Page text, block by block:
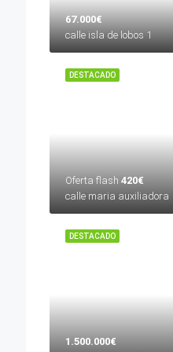
67.000€
calle isla de lobos 1
DESTACADO
Oferta flash 420€
calle maria auxiliadora
DESTACADO
1.500.000€